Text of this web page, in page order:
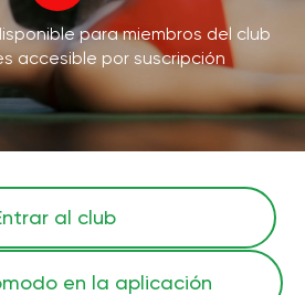
para miembros del club
accesible por suscripción
al club
en la aplicación